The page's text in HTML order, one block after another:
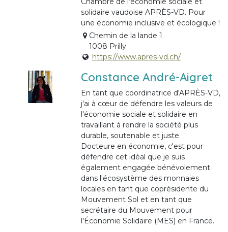
solidaire vaudoise APRÈS-VD. Pour
une économie inclusive et écologique !
Chemin de la lande 1
1008 Prilly
https://www.apres-vd.ch/
Constance André-Aigret
En tant que coordinatrice d'APRÈS-VD,
j'ai à cœur de défendre les valeurs de
l'économie sociale et solidaire en
travaillant à rendre la société plus
durable, soutenable et juste.
Docteure en économie, c'est pour
défendre cet idéal que je suis
également engagée bénévolement
dans l'écosystème des monnaies
locales en tant que coprésidente du
Mouvement Sol et en tant que
secrétaire du Mouvement pour
l'Économie Solidaire (MES) en France.